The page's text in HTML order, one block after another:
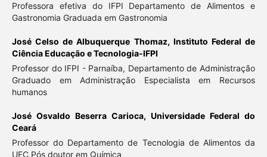
Professora efetiva do IFPI Departamento de Alimentos e
Gastronomia Graduada em Gastronomia
José Celso de Albuquerque Thomaz, Instituto Federal de
Ciência Educação e Tecnologia-IFPI
Professor do IFPI - Parnaíba, Departamento de Administração
Graduado em Administração Especialista em Recursos
humanos
José Osvaldo Beserra Carioca,Universidade Federal do
Ceará
Professor do Departamento de Tecnologia de Alimentos da
UFC Pós doutor em Química